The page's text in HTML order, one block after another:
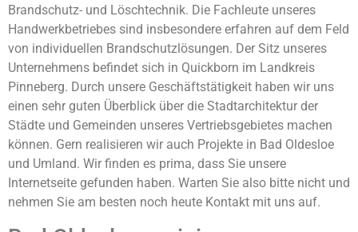
Brandschutz- und Löschtechnik. Die Fachleute unseres
Handwerkbetriebes sind insbesondere erfahren auf dem Feld
von individuellen Brandschutzlösungen. Der Sitz unseres
Unternehmens befindet sich in Quickborn im Landkreis
Pinneberg. Durch unsere Geschäftstätigkeit haben wir uns
einen sehr guten Überblick über die Stadtarchitektur der
Städte und Gemeinden unseres Vertriebsgebietes machen
können. Gern realisieren wir auch Projekte in Bad Oldesloe
und Umland. Wir finden es prima, dass Sie unsere
Internetseite gefunden haben. Warten Sie also bitte nicht und
nehmen Sie am besten noch heute Kontakt mit uns auf.